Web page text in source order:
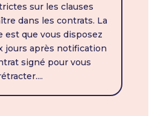
sur les clauses
dans les contrats. La
est que vous disposez
jours après notification
signé pour vous